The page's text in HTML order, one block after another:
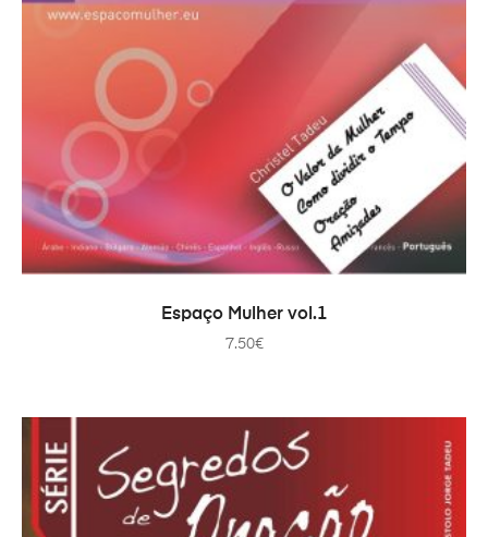
ADICIONAR
Espaço Mulher vol.1
7.50€